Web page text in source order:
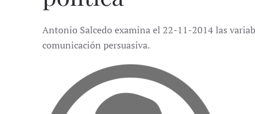
Antonio Salcedo examina el 22-11-2014 las
comunicación persuasiva.